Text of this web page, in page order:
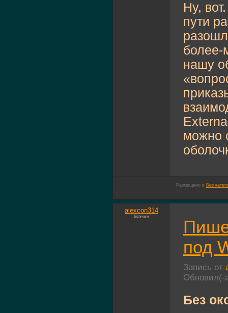
Ну,
пути
более-
нашу
можно
Размещено в Без
alexcon314
listener
под
Запись от
Без